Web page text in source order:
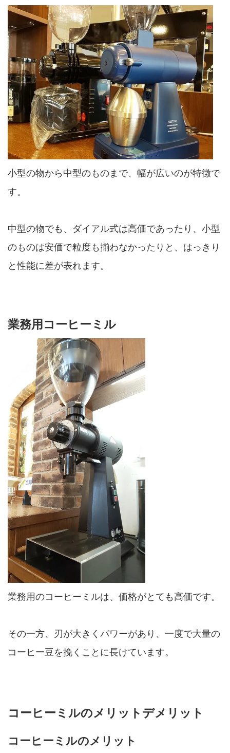
小型の物から中型のものまで、幅が広いのが特徴で
す。
中型の物でも、ダイアル式は高価であったり、小型
のものは安価で粒度も揃わなかったりと、はっきり
と性能に差が表れます。
業務用コーヒーミル
業務用のコーヒーミルは、価格がとても高価です。
その一方、刃が大きくパワーがあり、一度で大量の
コーヒー豆を挽くことに長けています。
コーヒーミルのメリットデメリット
コーヒーミルのメリット